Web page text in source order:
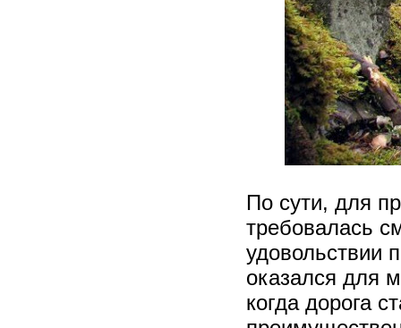
По сути, для
требовалась
удовольствии
оказался для
когда дорога